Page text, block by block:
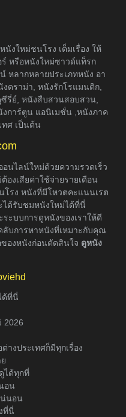
งใหม่ชนโรง เต็มเรื่อง ให้
หรือหนังใหม่ซาวด์แท็รก
หลากหลายประเภทหนัง อา
ดราม่า, หนังรักโรแมนติก,
รี่ย์, หนังสืบสวนสอบสวน,
งการ์ตูน แอนิเมชั่น ,หนังภาค
ทศ เป็นต้น
อนไลน์ใหม่ด้วยความรวดเร็ว
งเสียค่าใช้จ่ายรายเดือน
รง หนังที่มีโหวตคะแนนเรต
ได้รับชมหนังใหม่ได้ที่นี่
ระบบการดูหนังของเราให้ดี
ลับการหาหนังที่เหมาะกับคุณ
ของหนังก่อนตัดสินใจ ดูหนัง
ด้ที่นี่
2026
างประเทศก็มีทุกเรื่อง
ได้ทุกที่
อน
นอน
ที่นี่